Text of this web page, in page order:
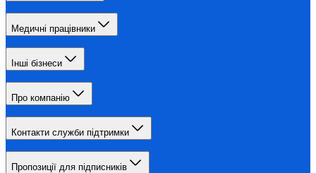
Медичні працівники
Інші бізнеси
Про компанію
Контакти служби підтримки
Пропозиції для підписників